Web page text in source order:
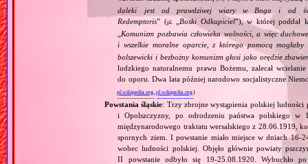
daleki jest od prawdziwej wiary w Boga i od
Redemptoris” (pl. Boski Odkupiciel”), w której poddał
Komunizm pozbawia człowieka wolności, a więc
i wszelkie moralne oparcie, z którego pomocą
bolszewicki i bezbożny komunizm głosi jako orędzie
ludzkiego naturalnemu prawu Bożemu, zalecał
do oporu. Dwa lata później narodowo socjalistyczne
pl.wikipedia.org ,pl.wikipedia.org)
Powstania śląskie: Trzy zbrojne wystąpienia polskiej ludności
i Opolszczyzny, po odrodzeniu państwa polskiego w
międzynarodowego traktatu wersalskiego z 28.06.1919,
spornych ziem. I powstanie miało miejsce w dniach
wobec ludności polskiej. Objęło głównie powiaty
II powstanie odbyło się 19‐25.08.1920. Wybuchło